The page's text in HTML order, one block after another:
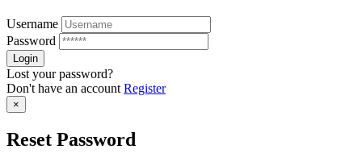
Username
Password
Lost your password?
Don't have an account Register
×
Reset Password